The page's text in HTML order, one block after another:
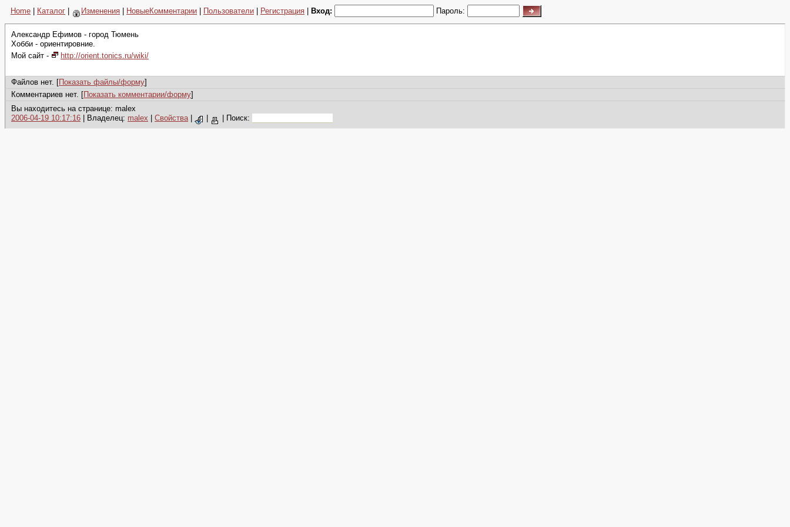
Home Каталог Изменения НовыеКомментарии Пользователи Регистрация Вход: Пароль:
Александр Ефимов - город Тюмень
Хобби - ориентировние.
Мой сайт -
http://orient.tonics.ru/wiki/
Файлов нет. [Показать файлы/форму]
Комментариев нет. [Показать комментарии/форму]
Вы находитесь на странице: malex
2006-04-19 10:17:16 | Владелец: malex Свойства| Поиск: